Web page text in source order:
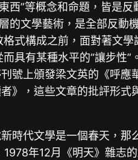
西”等概念和命題，皆是
文學藝術，是全部反動機
式構成之前，面對著文
具有某種水平的“讓步性”
號上頒發梁文英的《呼應
》，這些文章的批評形式
時代文學是一個春天，那
年12月《明天》雜志